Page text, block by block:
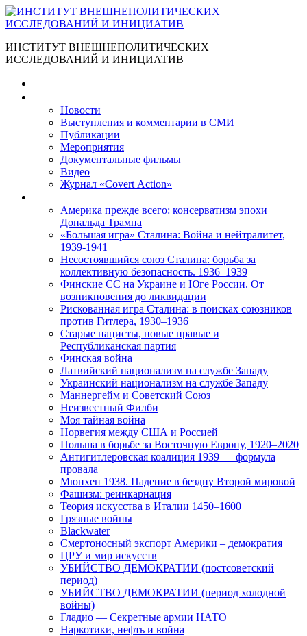
ИНСТИТУТ ВНЕШНЕПОЛИТИЧЕСКИХ
ИССЛЕДОВАНИЙ И ИНИЦИАТИВ
Новости
Выступления и коммента­рии в СМИ
Публикации
Мероприятия
Документальные фильмы
Видео
Журнал «Covert Action»
Америка прежде всего: консерватизм эпохи
Дональда Трампа
«Большая игра» Сталина: Война и нейтралитет,
1939-1941
Несостоявшийся союз Сталина: борьба за
коллективную безопасность. 1936–1939
Финские СС на Украине и Юге России. От
возникновения до ликвидации
Рискованная игра Сталина: в поисках союзников
против Гитлера, 1930–1936
Старые нацисты, новые правые и
Республиканская партия
Финская война
Латвийский национализм на службе Западу
Украинский национализм на службе Западу
Маннергейм и Советский Союз
Неизвестный Филби
Моя тайная война
Норвегия между США и Россией
Польша в борьбе за Восточную Европу, 1920–2020
Антигитлеровская коалиция 1939 — формула
провала
Мюнхен 1938. Падение в бездну Второй мировой
Фашизм: реинкарнация
Теория искусства в Италии 1450–1600
Грязные войны
Blackwater
Смертоносный экспорт Америки – демократия
ЦРУ и мир искусств
УБИЙСТВО ДЕМОКРАТИИ (постсоветский
период)
УБИЙСТВО ДЕМОКРАТИИ (период холодной
войны)
Гладио — Секретные армии НАТО
Наркотики, нефть и война